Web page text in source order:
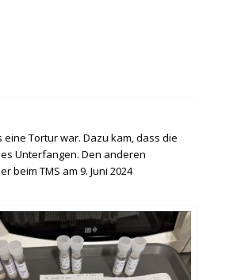
Tortur war. Dazu kam, dass die
Unterfangen. Den anderen
TMS am 9. Juni 2024